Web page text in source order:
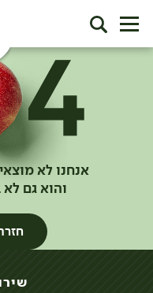
אנחנו לא
והוא גם